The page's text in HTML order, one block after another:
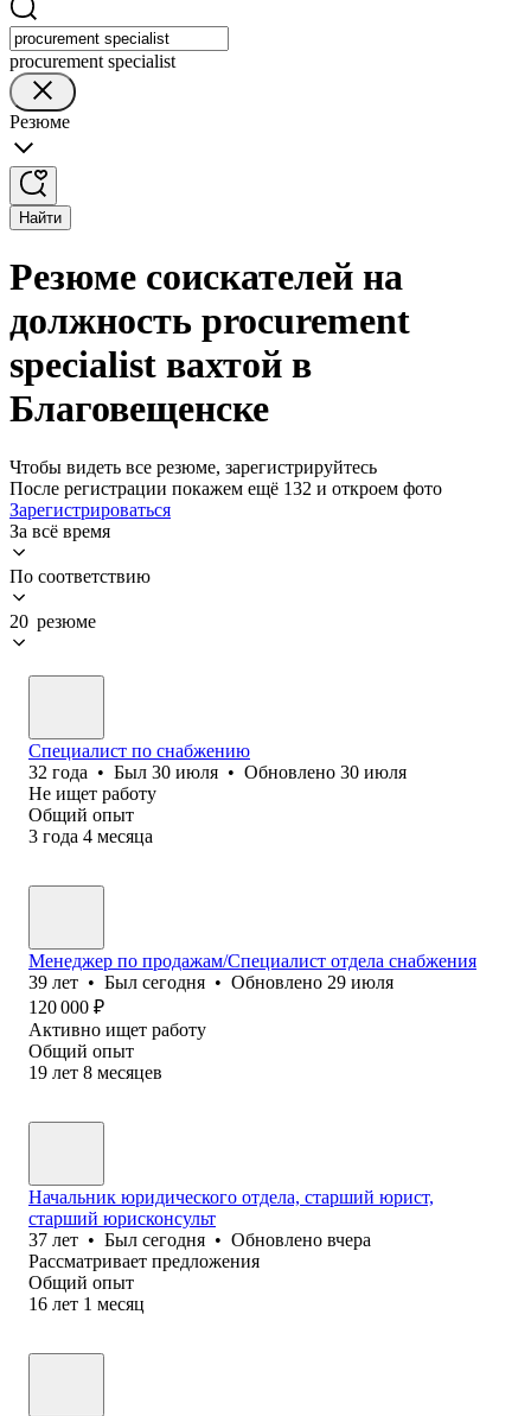
procurement specialist
Резюме
Найти
Резюме соискателей на
должность procurement
specialist вахтой в
Благовещенске
Чтобы видеть все резюме, зарегистрируйтесь
После регистрации покажем ещё 132 и откроем фото
Зарегистрироваться
За всё время
По соответствию
20 резюме
Специалист по снабжению
32 года • Был 30 июля • Обновлено 30 июля
Не ищет работу
Общий опыт
3 года 4 месяца
Mенеджер по продажам/Специалист отдела снабжения
39 лет • Был сегодня • Обновлено 29 июля
120 000 ₽
Активно ищет работу
Общий опыт
19 лет 8 месяцев
Начальник юридического отдела, старший юрист,
старший юрисконсульт
37 лет • Был сегодня • Обновлено вчера
Рассматривает предложения
Общий опыт
16 лет 1 месяц